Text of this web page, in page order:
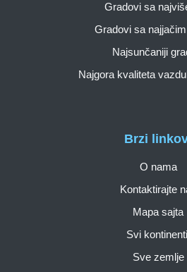
Brzi
O nama
Kontaktirajte
Mapa sajta
Svi
Sve zemlje
Gradovi sa
Gradovi sa
Najsunčaniji
Najgora kvaliteta